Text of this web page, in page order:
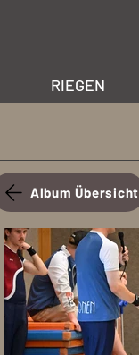
RIEGEN
Album Übersicht